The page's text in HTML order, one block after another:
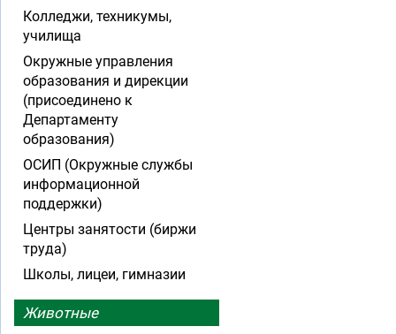
Колледжи, техникумы,
училища
Окружные управления
образования и дирекции
(присоединено к
Департаменту
образования)
ОСИП (Окружные службы
информационной
поддержки)
Центры занятости (биржи
труда)
Школы, лицеи, гимназии
Животные